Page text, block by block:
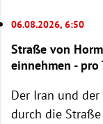
06.08.2026, 6:50
Straße von
einnehmen - pro
Der Iran und
durch die